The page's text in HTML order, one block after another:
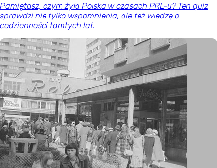
Pamiętasz, czym żyła Polska w czasach PRL-u? Ten quiz
sprawdzi nie tylko wspomnienia, ale też wiedzę o
codzienności tamtych lat.